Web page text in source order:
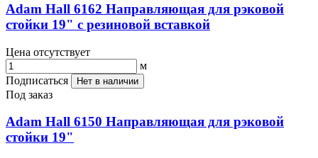
Adam Hall 6162 Направляющая для рэковой
стойки 19" с резиновой вставкой
Цена отсутствует
м
Подписаться
Нет в наличии
Под заказ
Adam Hall 6150 Направляющая для рэковой
стойки 19"